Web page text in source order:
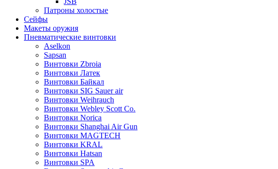
Патроны холостые
Сейфы
Макеты оружия
Пневматические винтовки
Aselkon
Sapsan
Винтовки Zbroia
Винтовки Латек
Винтовки Байкал
Винтовки SIG Sauer air
Винтовки Weihrauch
Винтовки Webley Scott Co.
Винтовки Norica
Винтовки Shanghai Air Gun
Винтовки MAGTECH
Винтовки KRAL
Винтовки Hatsan
Винтовки SPA